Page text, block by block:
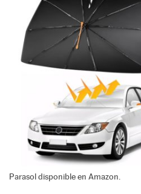
Parasol disponible en Amazon.